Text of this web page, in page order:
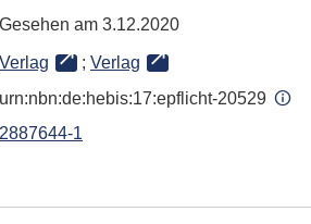
Gesehen am 3.12.2020
Verlag ; Verlag
urn:nbn:de:hebis:17:epflicht-20529
2887644-1